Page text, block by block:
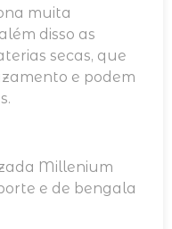
muita
disso as
secas, que
e podem
Millenium
e de bengala